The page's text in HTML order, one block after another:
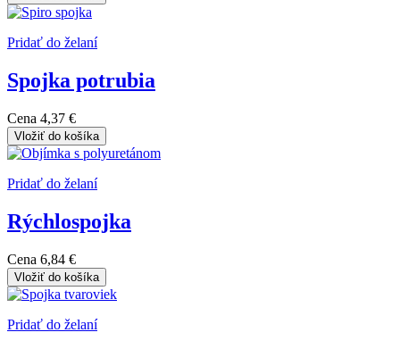
Pridať do želaní
Spojka potrubia
Cena 4,37 €
Vložiť do košíka
Pridať do želaní
Rýchlospojka
Cena 6,84 €
Vložiť do košíka
Pridať do želaní